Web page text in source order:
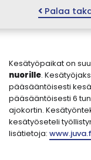
Palaa
Kesätyöpaikat on
nuorille.
pääsääntöisesti
pääsääntöisesti 6
ajokortin.
kesätyöseteli
lisätietoja: